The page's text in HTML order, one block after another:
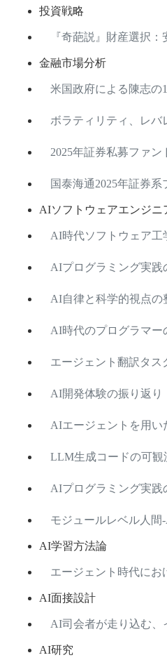
投資戦略
『奇葩説』財産選択：
金融市場分析
米国政府による陳志の
ボラティリティ、レバ
2025年証券私募ファン
国泰海通2025年証券
AIソフトウェアエンジニ
AI時代ソフトウェア工
AIプログラミング実践
AI自律と科学的視点の
AI時代のプログラマー
エージェント翻訳タス
AI開発体験の振り返り
AIエージェントを用い
LLM生成コードの可観
AIプログラミング実践
モジュールレベル人間
AI学習方法論
エージェント時代にお
AI面接設計
AI司会者が走り込む、
AI研究